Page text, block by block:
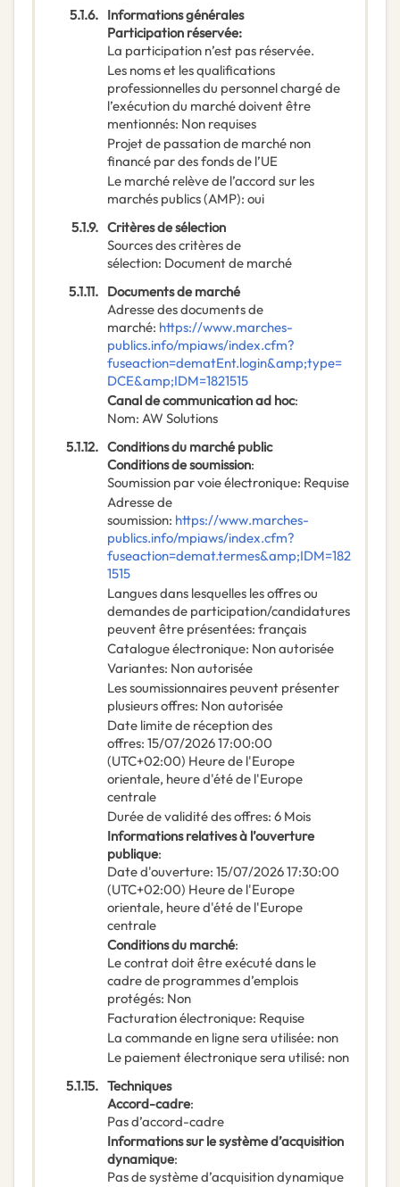
5.1.6. Informations générales
Participation réservée:
La participation n’est pas réservée.
Les noms et les qualifications
professionnelles du personnel chargé de
l’exécution du marché doivent être
mentionnés: Non requises
Projet de passation de marché non
financé par des fonds de l’UE
Le marché relève de l’accord sur les
marchés publics (AMP): oui
5.1.9. Critères de sélection
Sources des critères de
sélection: Document de marché
5.1.11. Documents de marché
Adresse des documents de
marché: https://www.marches-
publics.info/mpiaws/index.cfm?
fuseaction=dematEnt.login&amp;type=
DCE&amp;IDM=1821515
Canal de communication ad hoc:
Nom: AW Solutions
5.1.12. Conditions du marché public
Conditions de soumission:
Soumission par voie électronique: Requise
Adresse de
soumission: https://www.marches-
publics.info/mpiaws/index.cfm?
fuseaction=demat.termes&amp;IDM=182
1515
Langues dans lesquelles les offres ou
demandes de participation/candidatures
peuvent être présentées: français
Catalogue électronique: Non autorisée
Variantes: Non autorisée
Les soumissionnaires peuvent présenter
plusieurs offres: Non autorisée
Date limite de réception des
offres: 15/07/202617:00:00
(UTC+02:00) Heure de l'Europe
orientale, heure d'été de l'Europe
centrale
Durée de validité des offres: 6 Mois
Informations relatives à l’ouverture
publique:
Date d'ouverture: 15/07/202617:30:00
(UTC+02:00) Heure de l'Europe
orientale, heure d'été de l'Europe
centrale
Conditions du marché:
Le contrat doit être exécuté dans le
cadre de programmes d’emplois
protégés: Non
Facturation électronique: Requise
La commande en ligne sera utilisée: non
Le paiement électronique sera utilisé: non
5.1.15. Techniques
Accord-cadre:
Pas d’accord-cadre
Informations sur le système d’acquisition
dynamique:
Pas de système d’acquisition dynamique